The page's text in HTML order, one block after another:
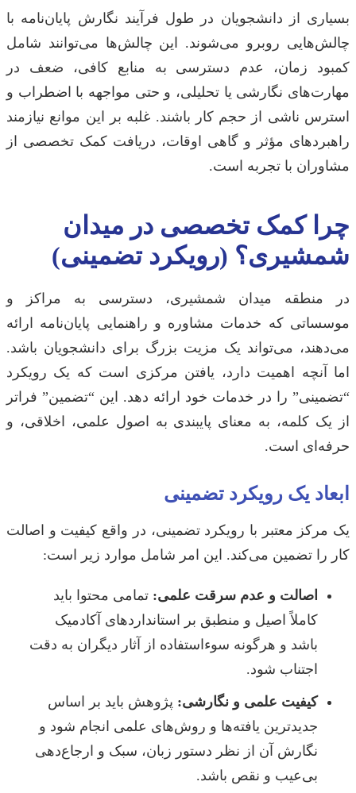
بسیاری از دانشجویان در طول فرآیند نگارش پایان‌نامه با
چالش‌هایی روبرو می‌شوند. این چالش‌ها می‌توانند شامل
کمبود زمان، عدم دسترسی به منابع کافی، ضعف در
مهارت‌های نگارشی یا تحلیلی، و حتی مواجهه با اضطراب و
استرس ناشی از حجم کار باشند. غلبه بر این موانع نیازمند
راهبردهای مؤثر و گاهی اوقات، دریافت کمک تخصصی از
مشاوران با تجربه است.
چرا کمک تخصصی در میدان
شمشیری؟ (رویکرد تضمینی)
در منطقه میدان شمشیری، دسترسی به مراکز و
موسساتی که خدمات مشاوره و راهنمایی پایان‌نامه ارائه
می‌دهند، می‌تواند یک مزیت بزرگ برای دانشجویان باشد.
اما آنچه اهمیت دارد، یافتن مرکزی است که یک رویکرد
“تضمینی” را در خدمات خود ارائه دهد. این “تضمین” فراتر
از یک کلمه، به معنای پایبندی به اصول علمی، اخلاقی، و
حرفه‌ای است.
ابعاد یک رویکرد تضمینی
یک مرکز معتبر با رویکرد تضمینی، در واقع کیفیت و اصالت
کار را تضمین می‌کند. این امر شامل موارد زیر است:
اصالت و عدم سرقت علمی: تمامی محتوا باید
کاملاً اصیل و منطبق بر استانداردهای آکادمیک
باشد و هرگونه سوءاستفاده از آثار دیگران به دقت
اجتناب شود.
کیفیت علمی و نگارشی: پژوهش باید بر اساس
جدیدترین یافته‌ها و روش‌های علمی انجام شود و
نگارش آن از نظر دستور زبان، سبک و ارجاع‌دهی
بی‌عیب و نقص باشد.